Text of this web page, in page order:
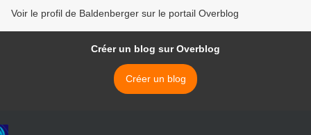
Voir le profil de Baldenberger sur le portail Overblog
Créer un blog sur Overblog
Créer un blog